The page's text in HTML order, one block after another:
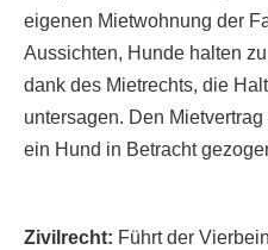
eigenen Mietwohnung der
Aussichten, Hunde halten
dank des Mietrechts, die
untersagen. Den
ein Hund in Betracht
Zivilrecht: Führt der